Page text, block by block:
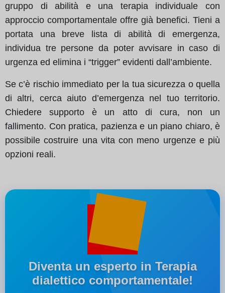
gruppo di abilità e una terapia individuale con
approccio comportamentale offre già benefici. Tieni a
portata una breve lista di abilità di emergenza,
individua tre persone da poter avvisare in caso di
urgenza ed elimina i “trigger” evidenti dall’ambiente.
Se c’è rischio immediato per la tua sicurezza o quella
di altri, cerca aiuto d’emergenza nel tuo territorio.
Chiedere supporto è un atto di cura, non un
fallimento. Con pratica, pazienza e un piano chiaro, è
possibile costruire una vita con meno urgenze e più
opzioni reali.
Diventa un esperto in Terapia
dialettico comportamentale!